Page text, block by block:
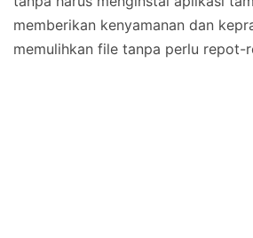
memberikan kenyamanan dan
memulihkan file tanpa perlu repot-